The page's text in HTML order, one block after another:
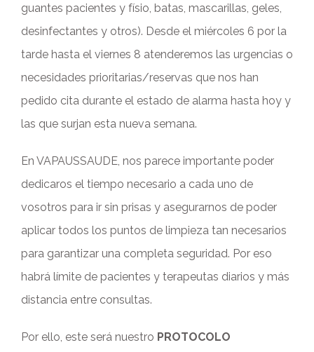
guantes pacientes y físio, batas, mascarillas, geles,
desinfectantes y otros). Desde el miércoles 6 por la
tarde hasta el viernes 8 atenderemos las urgencias o
necesidades prioritarias/reservas que nos han
pedido cita durante el estado de alarma hasta hoy y
las que surjan esta nueva semana.
En VAPAUSSAUDE, nos parece importante poder
dedicaros el tiempo necesario a cada uno de
vosotros para ir sin prisas y asegurarnos de poder
aplicar todos los puntos de limpieza tan necesarios
para garantizar una completa seguridad. Por eso
habrá límite de pacientes y terapeutas diarios y más
distancia entre consultas.
Por ello, este será nuestro PROTOCOLO